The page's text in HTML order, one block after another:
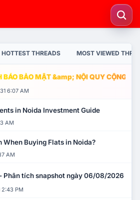
HOTTEST THREADS MOST VIEWED
BÁO BẢO MẬT &amp; NỘI QUY CỘNG
6:07 AM
in Noida Investment Guide
AM
When Buying Flats in Noida?
AM
Phân tích snapshot ngày 06/08/2026
2:43 PM